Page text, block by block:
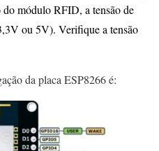
do módulo RFID, a tensão de
ou 5V). Verifique a tensão
da placa ESP8266 é: